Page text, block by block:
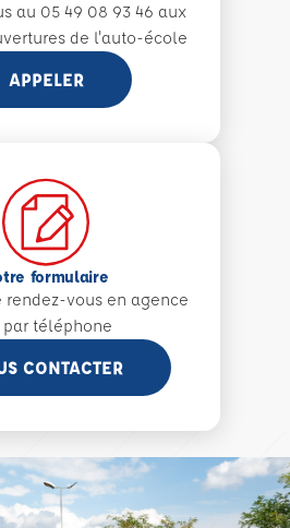
au 05 49 08 93 46 aux
de l'auto-école
APPELER
formulaire
rendez-vous en agence
par téléphone
CONTACTER